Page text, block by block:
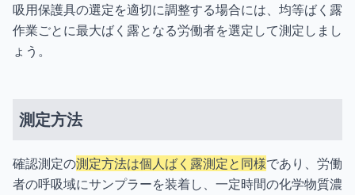
吸用保護具の選定を適切に調整する場合には、均等ばく露
作業ごとに最大ばく露となる労働者を選定して測定しまし
ょう。
測定方法
確認測定の測定方法は個人ばく露測定と同様であり、労働
者の呼吸域にサンプラーを装着し、一定時間の化学物質濃